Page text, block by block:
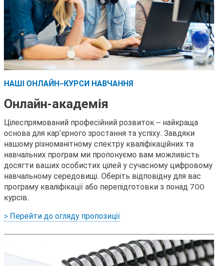
НАШІ ОНЛАЙН-КУРСИ НАВЧАННЯ
Онлайн-академія
Цілеспрямований професійний розвиток – найкраща
основа для кар’єрного зростання та успіху. Завдяки
нашому різноманітному спектру кваліфікаційних та
навчальних програм ми пропонуємо вам можливість
досягти ваших особистих цілей у сучасному цифровому
навчальному середовищі. Оберіть відповідну для вас
програму кваліфікації або перепідготовки з понад 700
курсів.
> Перейти до огляду пропозиції